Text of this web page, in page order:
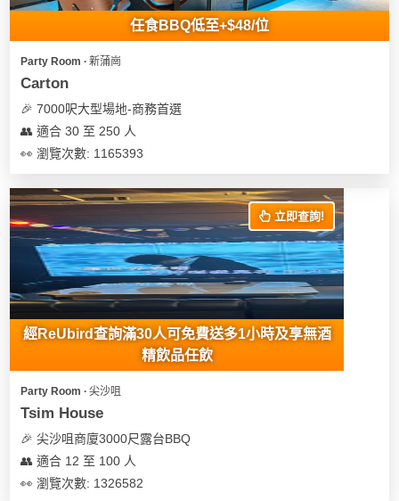
任食BBQ低至+$48/位
Party Room ∙ 新蒲崗
Carton
🎉 7000呎大型場地-商務首選
👥 適合 30 至 250 人
👀 瀏覽次數: 1165393
立即查詢!
經ReUbird查詢滿30人可免費送多1小時及享無酒
精飲品任飲
Party Room ∙ 尖沙咀
Tsim House
🎉 尖沙咀商廈3000尺露台BBQ
👥 適合 12 至 100 人
👀 瀏覽次數: 1326582